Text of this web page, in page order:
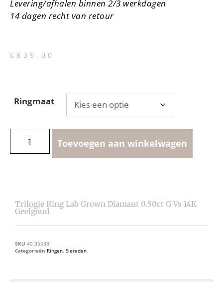
Levering/afhalen binnen 2/3 werkdagen
14 dagen recht van retour
€ 839.00
Ringmaat
Toevoegen aan winkelwagen
Trilogie Ring Lab Grown Diamant 0.50ct G Vs 14K
Geelgoud
SKU 40.35538
Categorieën Ringen, Sieraden